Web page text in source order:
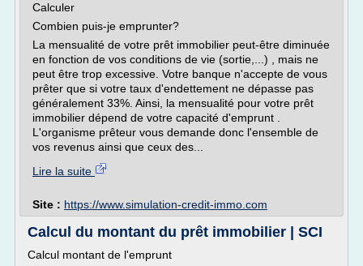
Calculer
Combien puis-je emprunter?
La mensualité de votre prêt immobilier peut-être diminuée
en fonction de vos conditions de vie (sortie,...) , mais ne
peut être trop excessive. Votre banque n'accepte de vous
prêter que si votre taux d'endettement ne dépasse pas
généralement 33%. Ainsi, la mensualité pour votre prêt
immobilier dépend de votre capacité d'emprunt .
L'organisme prêteur vous demande donc l'ensemble de
vos revenus ainsi que ceux des...
Lire la suite
Site : https://www.simulation-credit-immo.com
Calcul du montant du prêt immobilier | SCI
Calcul montant de l'emprunt